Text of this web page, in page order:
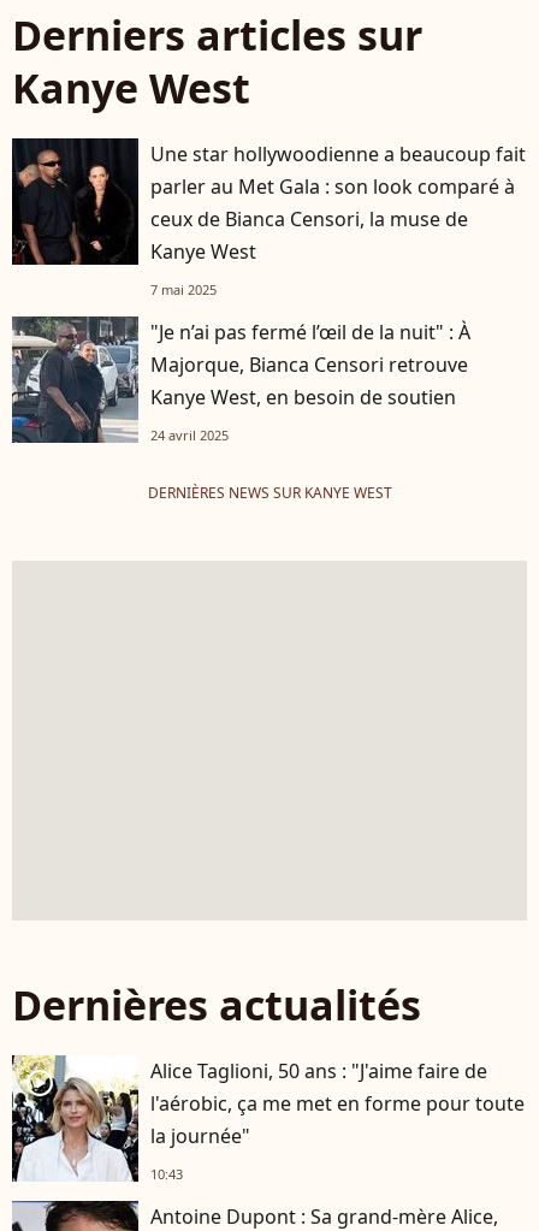
Derniers articles sur
Kanye West
Une star hollywoodienne a beaucoup fait
parler au Met Gala : son look comparé à
ceux de Bianca Censori, la muse de
Kanye West
7 mai 2025
"Je n’ai pas fermé l’œil de la nuit" : À
Majorque, Bianca Censori retrouve
Kanye West, en besoin de soutien
24 avril 2025
DERNIÈRES NEWS SUR KANYE WEST
Dernières actualités
player2
Alice Taglioni, 50 ans : "J'aime faire de
l'aérobic, ça me met en forme pour toute
la journée"
10:43
Antoine Dupont : Sa grand-mère Alice,